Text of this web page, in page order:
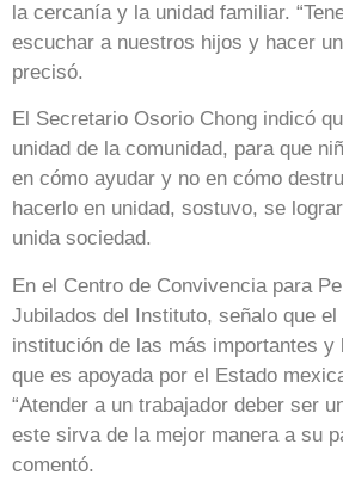
la cercanía y la unidad familiar.
escuchar a nuestros hijos y hacer
precisó.
El Secretario Osorio Chong indicó
unidad de la comunidad, para que
en cómo ayudar y no en cómo
hacerlo en unidad, sostuvo, se
unida sociedad.
En el Centro de Convivencia para
Jubilados del Instituto, señalo que
institución de las más importantes y
que es apoyada por el Estado
“Atender a un trabajador deber ser
este sirva de la mejor manera a su
comentó.